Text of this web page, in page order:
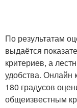
По результатам
выдаётся
критериев, а
удобства. Онлайн
180 градусов
общеизвестным